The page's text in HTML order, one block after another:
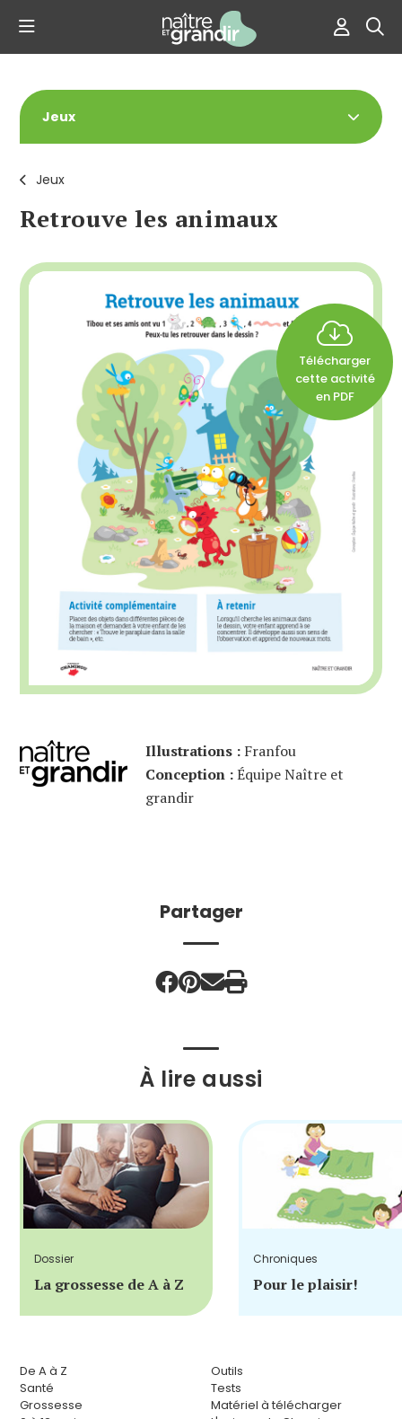
Jeux
Retrouve les animaux
Jeux
Télécharger
cette activité
en PDF
Illustrations : Franfou
Conception :Équipe Naître et
grandir
Partager
À lire aussi
Dossier
La grossesse de A à Z
Chroniques
Pour le plaisir!
De A à Z
Santé
Grossesse
Outils
Tests
Matériel à télécharger